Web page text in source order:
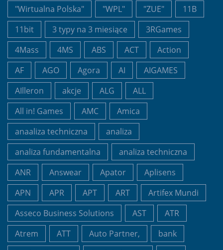
"Wirtualna Polska"
"WPL" "ZUE"
11B
11bit
3 typy na 3 miesiące
3RGames
4Mass
4MS ABS ACT
Action
AF
AGO Agora AI
AIGAMES
AIlleron
akcje ALG
ALL
All in! Games
AMC
Amica
anaaliza techniczna
analiza
analiza fundamentalna
analiza techniczna
ANR
Answear Apator
Aplisens
APN
APR APT ART
Artifex Mundi
Asseco Business Solutions
AST
ATR
Atrem
ATT Auto Partner,
bank